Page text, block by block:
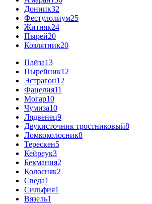
Донник32
Фестулолиум25
Житняк24
Пырей20
Козлятник20
Пайза13
Пырейник12
Эстрагон12
Фацелия11
Могар10
Чумиза10
Лядвенец9
Двукисточник тростниковый8
Ломкоколосник8
Терескен5
Кейреук3
Бекмания2
Колосняк2
Сведа1
Сильфия1
Вязель1